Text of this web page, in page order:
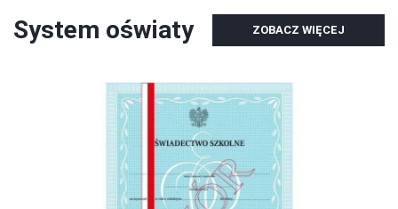
System oświaty ZOBACZ WIĘCEJ